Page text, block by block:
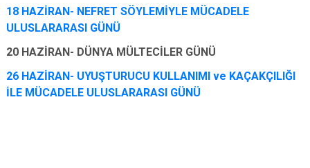
18 HAZİRAN- NEFRET SÖYLEMİYLE MÜCADELE
ULUSLARARASI GÜNÜ
20 HAZİRAN- DÜNYA MÜLTECİLER GÜNÜ
26 HAZİRAN- UYUŞTURUCU KULLANIMI ve KAÇAKÇILIĞI
İLE MÜCADELE ULUSLARARASI GÜNÜ